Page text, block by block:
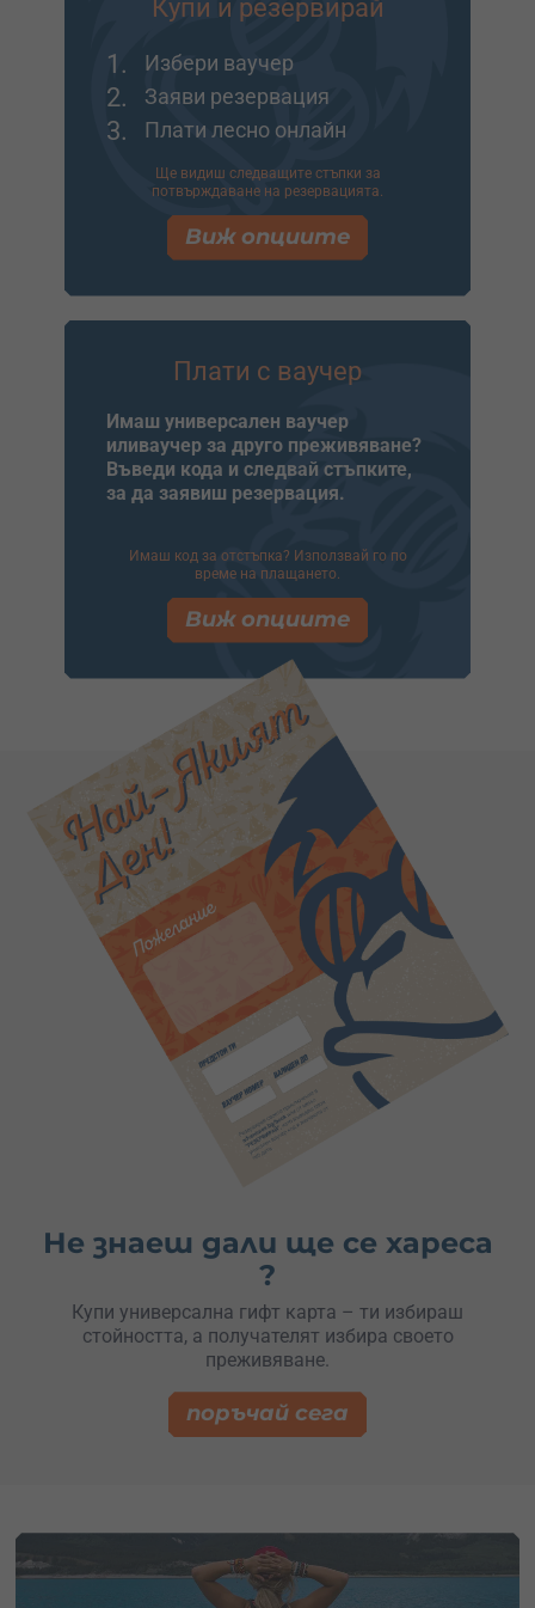
Купи и резервирай
1. Избери ваучер
2. Заяви резервация
3. Плати лесно онлайн
Ще видиш следващите стъпки за
потвърждаване на резервацията.
Виж опциите
Плати с ваучер
Имаш универсален ваучер
иливаучер за друго преживяване?
Въведи кода и следвай стъпките,
за да заявиш резервация.
Имаш код за отстъпка? Използвай го по
време на плащането.
Виж опциите
Не знаеш дали ще се хареса
?
Купи универсална гифт карта – ти избираш
стойността, а получателят избира своето
преживяване.
поръчай сега